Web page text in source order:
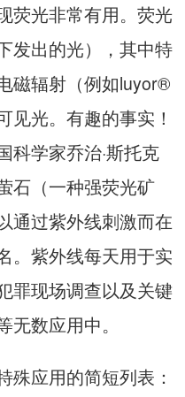
荧光非常有用。荧光
发出的光），其中特
磁辐射（例如luyor®
见光。有趣的事实！
科学家乔治·斯托克
石（一种强荧光矿
通过紫外线刺激而在
。紫外线每天用于实
罪现场调查以及关键
数应用中。
殊应用的简短列表：